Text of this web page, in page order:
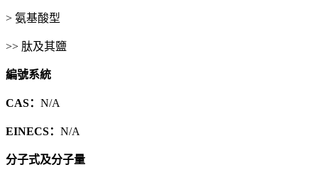
> 氨基酸型
>> 肽及其鹽
編號系統
CAS： N/A
EINECS： N/A
分子式及分子量